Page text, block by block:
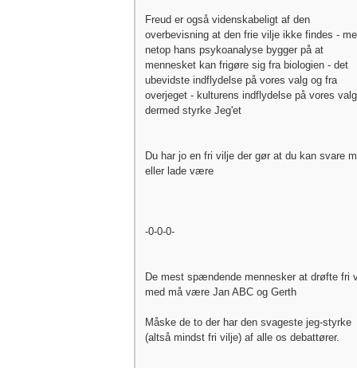
Freud er også videnskabeligt af den
overbevisning at den frie vilje ikke findes -
netop hans psykoanalyse bygger på at
mennesket kan frigøre sig fra biologien - det
ubevidste indflydelse på vores valg og fra
overjeget - kulturens indflydelse på vores
dermed styrke Jeg'et
Du har jo en fri vilje der gør at du kan svare
eller lade være
-0-0-0-
De mest spændende mennesker at drøfte fri
med må være Jan ABC og Gerth
Måske de to der har den svageste jeg-styrke
(altså mindst fri vilje) af alle os debattører.